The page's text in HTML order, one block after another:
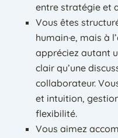
entre stratégie et
Vous êtes
humain·e, mais à
appréciez autant
clair qu’une
collaborateur.
et intuition,
flexibilité.
Vous aimez